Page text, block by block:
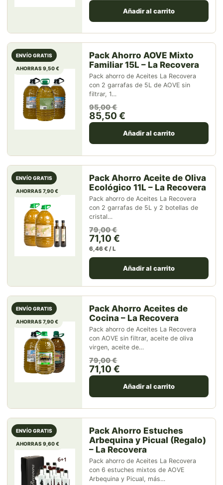
Añadir al carrito
ENVÍO GRATIS
AHORRAS 9,50 €
Pack Ahorro AOVE Mixto
Familiar 15L – La Recovera
Pack ahorro de Aceites La Recovera
con 2 garrafas de 5L de AOVE sin
filtrar, 1…
95,00€
El precio original era: 95,00
85,50€
El precio actual es: 85,50 €.
Añadir al carrito
ENVÍO GRATIS
AHORRAS 7,90 €
Pack Ahorro Aceite de Oliva
Ecológico 11L – La Recovera
Pack ahorro de Aceites La Recovera
con 2 garrafas de 5L y 2 botellas de
cristal…
79,00€
El precio original era: 79,00
71,10€
El precio actual es: 71,10 €.
6,46 € / L
Añadir al carrito
ENVÍO GRATIS
AHORRAS 7,90 €
Pack Ahorro Aceites de
Cocina – La Recovera
Pack ahorro de Aceites La Recovera
con AOVE sin filtrar, aceite de oliva
virgen, aceite de…
79,00€
El precio original era: 79,00
71,10€
El precio actual es: 71,10 €.
Añadir al carrito
ENVÍO GRATIS
AHORRAS 9,60 €
Pack Ahorro Estuches
Arbequina y Picual (Regalo)
– La Recovera
Pack ahorro de Aceites La Recovera
con 6 estuches mixtos de AOVE
Arbequina y Picual, más…